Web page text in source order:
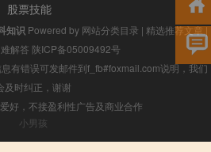
股票技能
知识Powered by 网站分类目录 | 精选推荐文章|
解答 陕ICP备05009492号
有错误可发邮件到f_fb#foxmail.com说明，我们
及时纠正，谢谢
好，不接盈利性广告及商业合作
小男孩